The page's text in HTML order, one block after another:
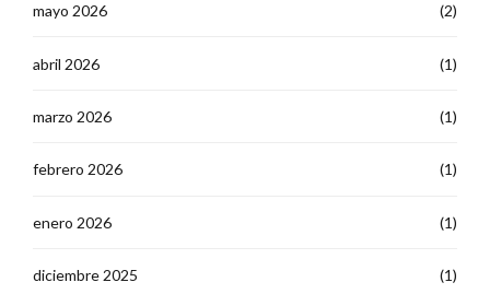
mayo 2026 (2)
abril 2026 (1)
marzo 2026 (1)
febrero 2026 (1)
enero 2026 (1)
diciembre 2025 (1)